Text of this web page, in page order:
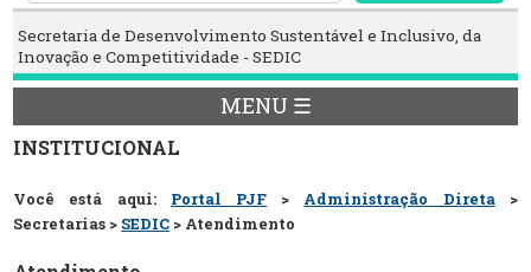
Secretaria de Desenvolvimento Sustentável e Inclusivo, da
Inovação e Competitividade - SEDIC
MENU ☰
INSTITUCIONAL
Você está aqui: Portal PJF > Administração Direta>
Secretarias > SEDIC > Atendimento